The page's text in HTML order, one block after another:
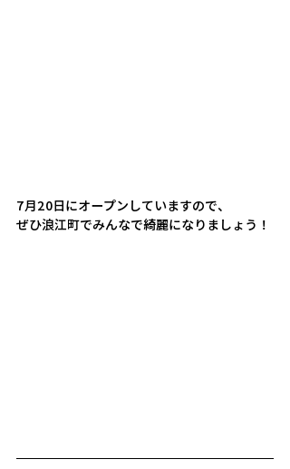
7月20日にオープンしていますので、
ぜひ浪江町でみんなで綺麗になりましょう！